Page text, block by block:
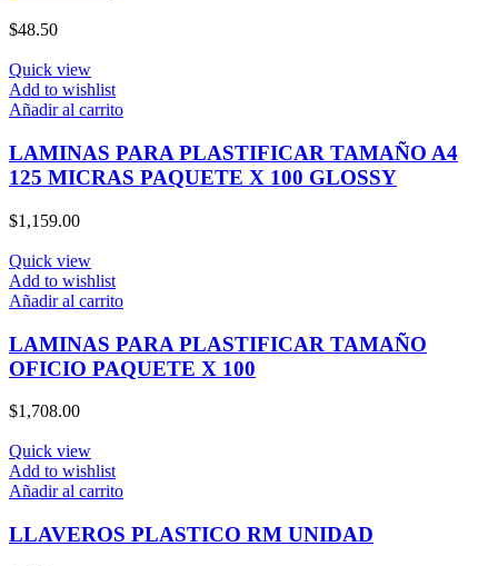
$48.50
Quick view
Add to wishlist
Añadir al carrito
LAMINAS PARA PLASTIFICAR TAMAÑO A4
125 MICRAS PAQUETE X 100 GLOSSY
$1,159.00
Quick view
Add to wishlist
Añadir al carrito
LAMINAS PARA PLASTIFICAR TAMAÑO
OFICIO PAQUETE X 100
$1,708.00
Quick view
Add to wishlist
Añadir al carrito
LLAVEROS PLASTICO RM UNIDAD